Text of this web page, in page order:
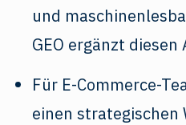
und
GEO ergänzt
Für E-Commerce-
einen strategischen